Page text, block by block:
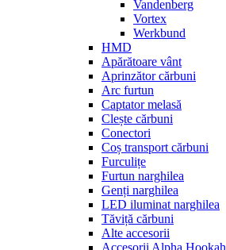
Vandenberg
Vortex
Werkbund
HMD
Apărătoare vânt
Aprinzător cărbuni
Arc furtun
Captator melasă
Clește cărbuni
Conectori
Coș transport cărbuni
Furculițe
Furtun narghilea
Genți narghilea
LED iluminat narghilea
Tăviță cărbuni
Alte accesorii
Accesorii Alpha Hookah